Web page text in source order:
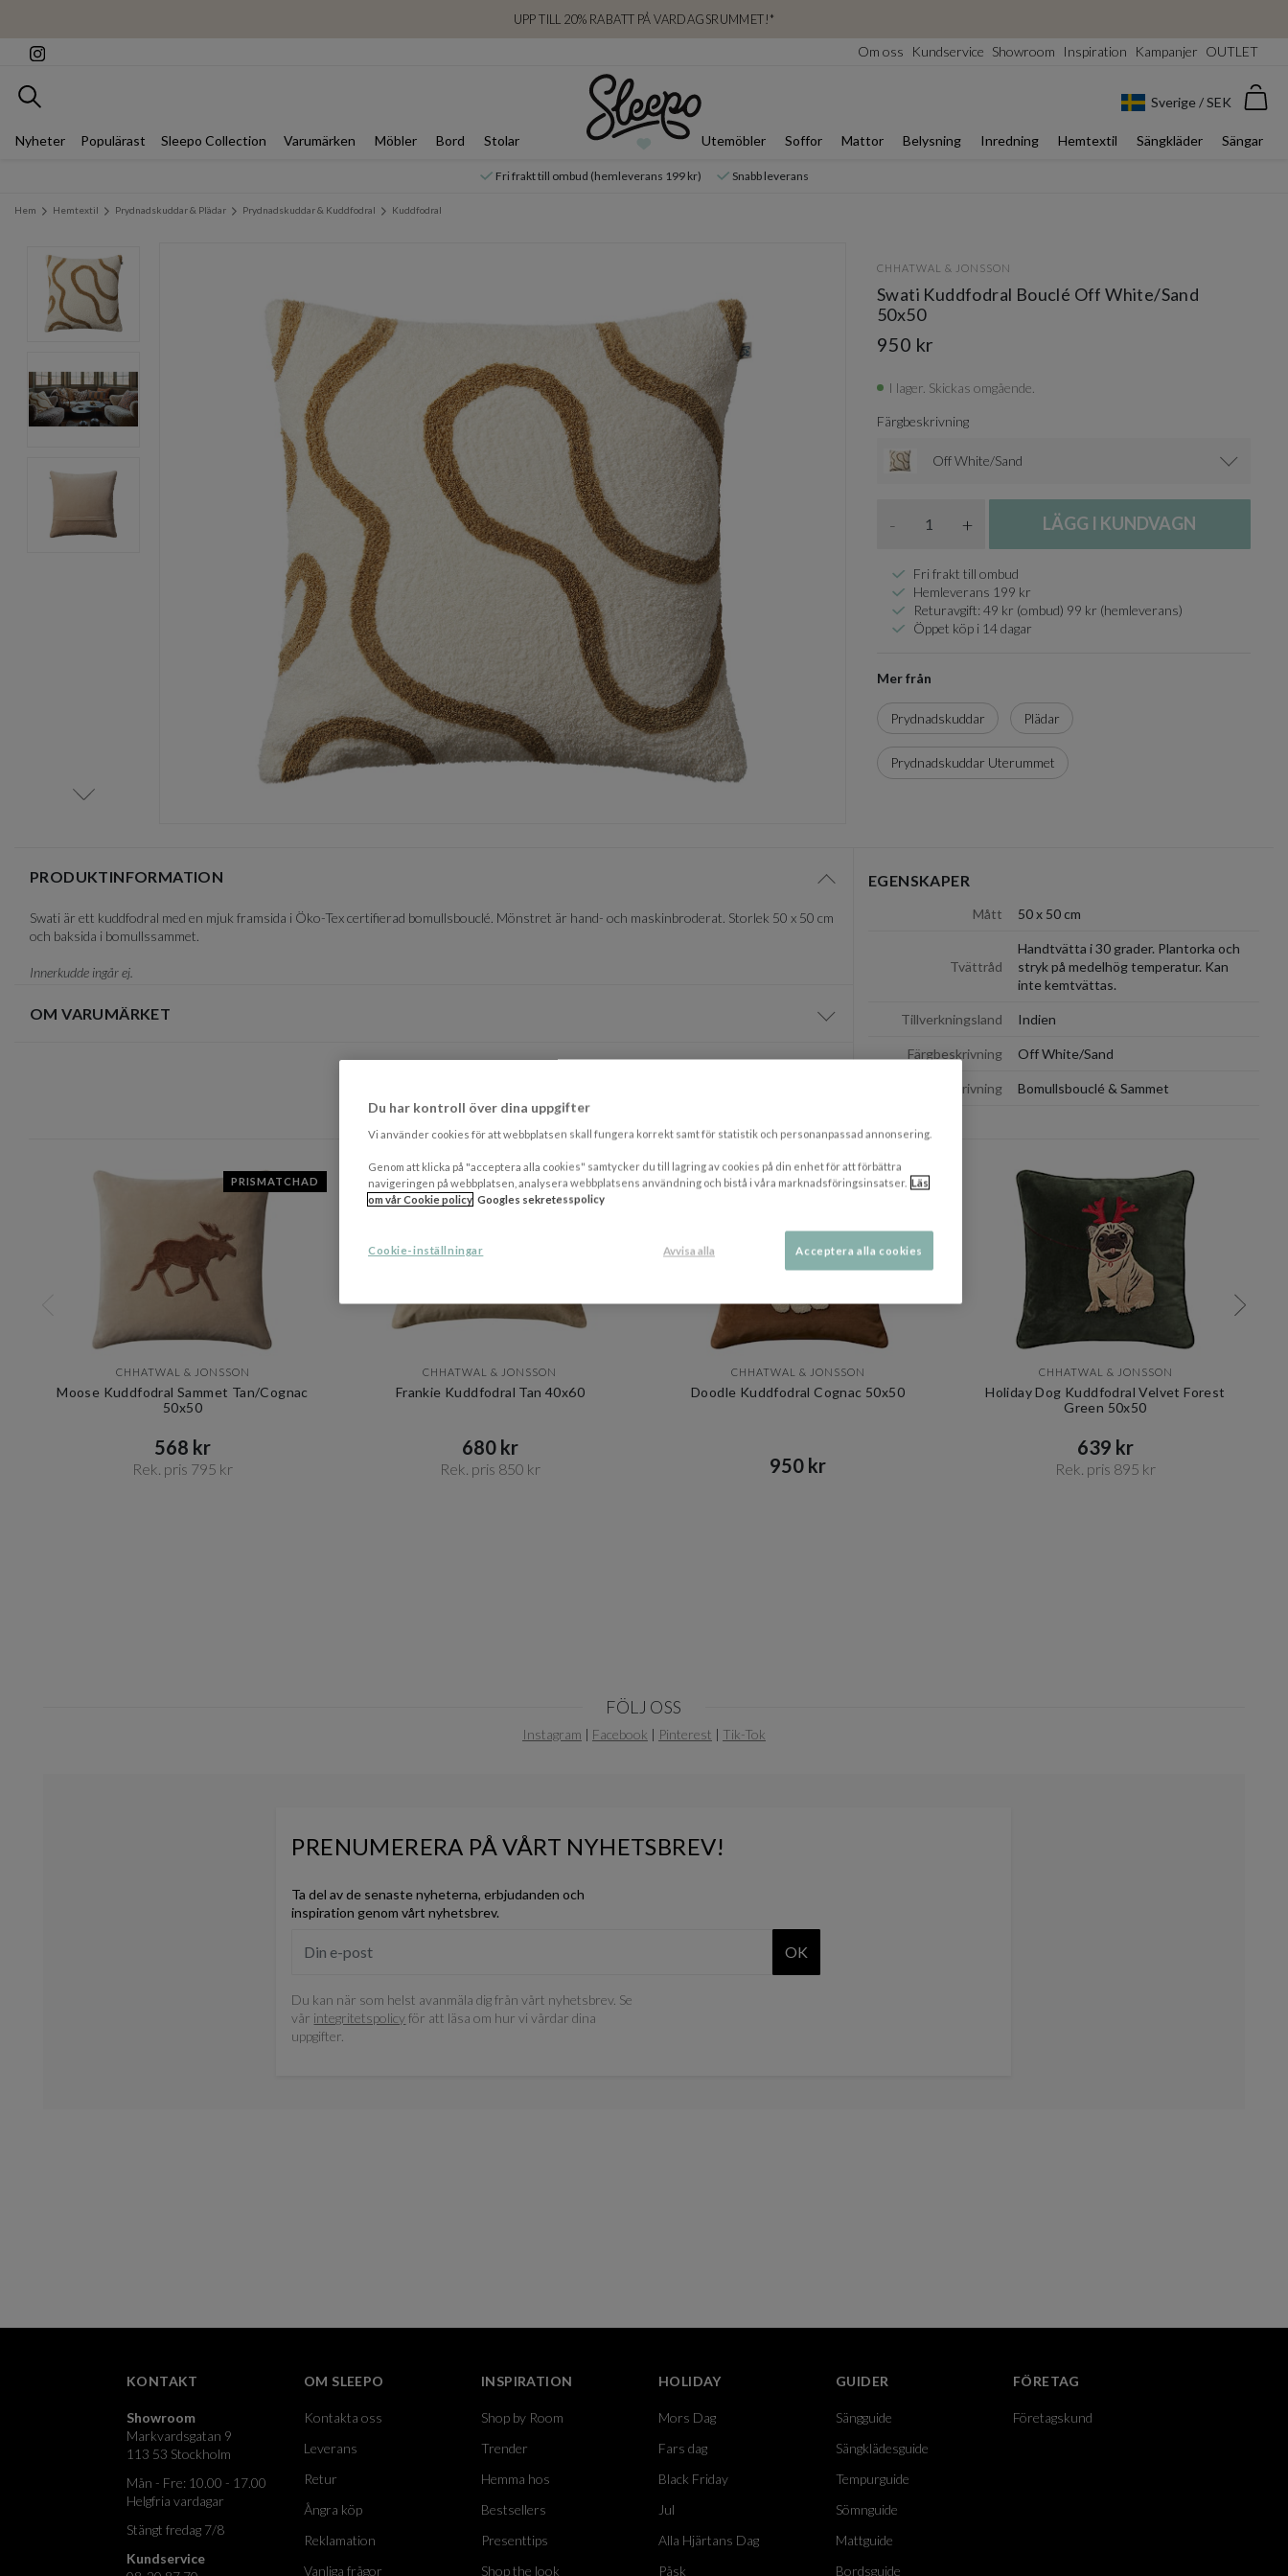
UPP TILL 20% RABATT PÅ VARDAGSRUMMET!*
Om oss Kundservice Showroom Inspiration Kampanjer OUTLET
Sök Sverige / SEK
Nyheter Populärast Sleepo Collection Varumärken Möbler Bord Stolar Utemöbler Soffor Mattor Belysning Inredning Hemtextil Sängkläder Sängar
Fri frakt till ombud (hemleverans 199 kr) Snabb leverans
Hem Hemtextil Prydnadskuddar & Plädar Prydnadskuddar & Kuddfodral Kuddfodral
3
CHHATWAL & JONSSON
Swati Kuddfodral Bouclé Off White/Sand
50x50
950 kr
I lager. Skickas omgående.
Färgbeskrivning
Off White/Sand
- + LÄGG I KUNDVAGN
Fri frakt till ombud
Hemleverans 199 kr
Returavgift: 49 kr (ombud) 99 kr (hemleverans)
Öppet köp i 14 dagar
Mer från
Prydnadskuddar Plädar
Prydnadskuddar Uterummet
PRODUKTINFORMATION
Visa/dölj
Swati är ett kuddfodral med en mjuk framsida i Öko-Tex certifierad bomullsbouclé. Mönstret är hand- och maskinbroderat. Storlek 50 x 50 cm
och baksida i bomullssammet.
Innerkudde ingår ej.
OM VARUMÄRKET Visa/dölj
EGENSKAPER
Mått 50 x 50 cm
Tvättråd
Handtvätta i 30 grader. Plantorka och
stryk på medelhög temperatur. Kan
inte kemtvättas.
Tillverkningsland Indien
Färgbeskrivning Off White/Sand
Materialbeskrivning Bomullsbouclé & Sammet
DU KANSKE OCKSÅ GILLAR
PRISMATCHAD
CHHATWAL & JONSSON
Moose Kuddfodral Sammet Tan/Cognac
50x50
568 kr​​
Rek. pris 795 kr​​
PRISMATCHAD
CHHATWAL & JONSSON
Frankie Kuddfodral Tan 40x60
680 kr​​
Rek. pris 850 kr​​
CHHATWAL & JONSSON
Doodle Kuddfodral Cognac 50x50
950 kr​​
CHHATWAL & JONSSON
Holiday Dog Kuddfodral Velvet Forest
Green 50x50
639 kr​​
Rek. pris 895 kr​​
FÖLJ OSS
Instagram | Facebook | Pinterest | Tik-Tok
PRENUMERERA PÅ VÅRT NYHETSBREV!
Ta del av de senaste nyheterna, erbjudanden och
inspiration genom vårt nyhetsbrev.
OK
Du kan när som helst avanmäla dig från vårt nyhetsbrev. Se
vår integritetspolicyför att läsa om hur vi vårdar dina
uppgifter.
KONTAKT
Showroom
Markvardsgatan 9
113 53 Stockholm
Mån - Fre: 10.00 - 17.00
Helgfria vardagar
Stängt fredag 7/8
Kundservice
OM SLEEPO
Kontakta oss
Leverans
Retur
Ångra köp
Reklamation
Vanliga frågor
INSPIRATION
Shop by Room
Trender
Hemma hos
Bestsellers
Presenttips
Shop the look
HOLIDAY
Mors Dag
Fars dag
Black Friday
Jul
Alla Hjärtans Dag
Påsk
GUIDER
Sängguide
Sängklädesguide
Tempurguide
Sömnguide
Mattguide
Bordsguide
FÖRETAG
Företagskund
Du har kontroll över dina uppgifter
Vi använder cookies för att webbplatsen skall fungera korrekt samt för statistik och personanpassad annonsering.
Genom att klicka på "acceptera alla cookies" samtycker du till lagring av cookies på din enhet för att förbättra
navigeringen på webbplatsen, analysera webbplatsens användning och bistå i våra marknadsföringsinsatser. Läs
om vår Cookie policy Googles sekretesspolicy
Cookie-inställningar Avvisa alla Acceptera alla cookies